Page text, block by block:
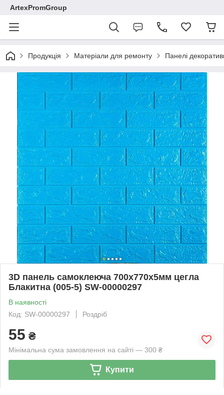
ArtexPromGroup
Продукція Матеріали для ремонту Панелі
3D панель самоклеюча 700х770х5мм цегла
Блакитна (005-5) SW-00000297
В наявності
Код: SW-00000297
Роздріб
55 ₴
Мінімальна сума замовлення на сайті — 300 ₴
Купити